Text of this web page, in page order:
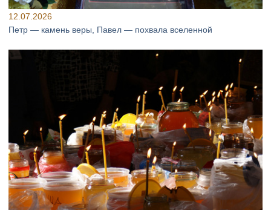
12.07.2026
Петр — камень веры, Павел — похвала вселенной